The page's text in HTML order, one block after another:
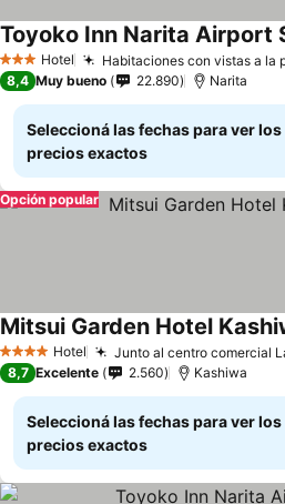
3 Estrellas
Hotel Habitaciones con vistas a la
Toyoko Inn Narita Airport
8,4 Muy bueno 22.890 Narita
Seleccioná las fechas para ver los
precios exactos
Opción popular
4 EstrellasHotel Junto al centro comercial
Mitsui Garden Hotel
8,7 Excelente 2.560 Kashiwa
Seleccioná las fechas para ver los
precios exactos